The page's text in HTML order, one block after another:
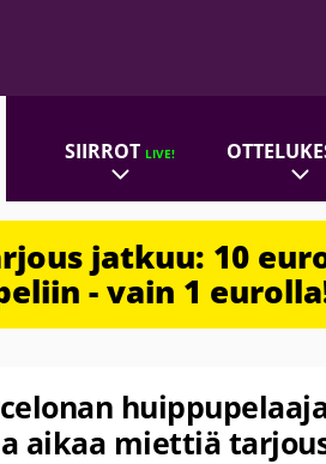
SIIRROTLIVE!
jatkuu: 10
- vain 1
aikaa miettiä